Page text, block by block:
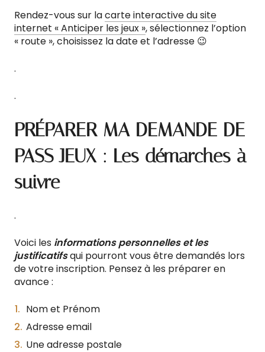
Rendez-vous sur lacarte interactive du site
internet « Anticiper les jeux », sélectionnez l’option
« route », choisissez la date et l’adresse 😉
.
.
PRÉPARER MA DEMANDE DE
PASS JEUX : Les démarches à
suivre
.
Voici les informations personnelles et les
justificatifsqui pourront vous être demandés lors
de votre inscription. Pensez à les préparer en
avance :
Nom et Prénom
Adresse email
Une adresse postale